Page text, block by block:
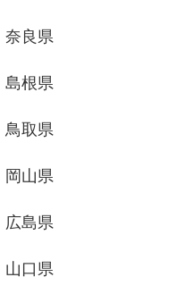
奈良県
島根県
鳥取県
岡山県
広島県
山口県